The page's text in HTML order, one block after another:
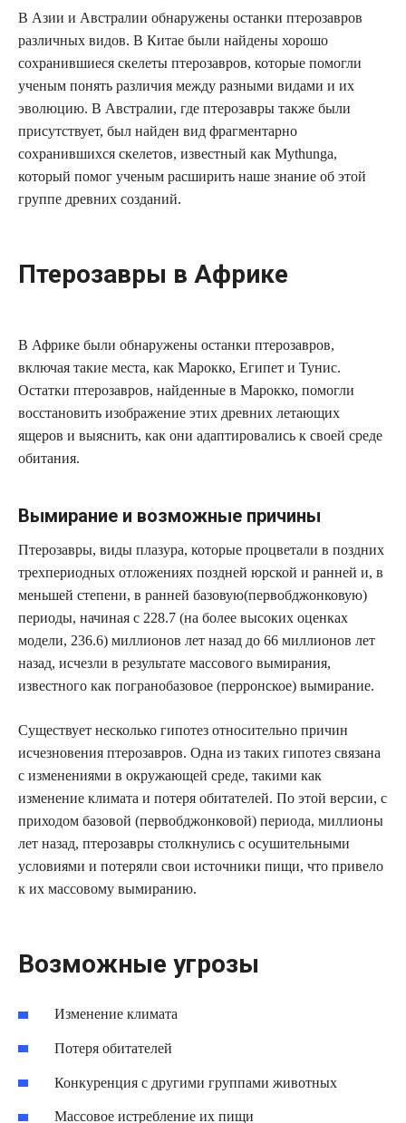
В Азии и Австралии обнаружены останки птерозавров
различных видов. В Китае были найдены хорошо
сохранившиеся скелеты птерозавров, которые помогли
ученым понять различия между разными видами и их
эволюцию. В Австралии, где птерозавры также были
присутствует, был найден вид фрагментарно
сохранившихся скелетов, известный как Mythunga,
который помог ученым расширить наше знание об этой
группе древних созданий.
Птерозавры в Африке
В Африке были обнаружены останки птерозавров,
включая такие места, как Марокко, Египет и Тунис.
Остатки птерозавров, найденные в Марокко, помогли
восстановить изображение этих древних летающих
ящеров и выяснить, как они адаптировались к своей среде
обитания.
Вымирание и возможные причины
Птерозавры, виды плазура, которые процветали в поздних
трехпериодных отложениях поздней юрской и ранней и, в
меньшей степени, в ранней базовую(первобджонковую)
периоды, начиная с 228.7 (на более высоких оценках
модели, 236.6) миллионов лет назад до 66 миллионов лет
назад, исчезли в результате массового вымирания,
известного как погранобазовое (перронское) вымирание.
Существует несколько гипотез относительно причин
исчезновения птерозавров. Одна из таких гипотез связана
с изменениями в окружающей среде, такими как
изменение климата и потеря обитателей. По этой версии, с
приходом базовой (первобджонковой) периода, миллионы
лет назад, птерозавры столкнулись с осушительными
условиями и потеряли свои источники пищи, что привело
к их массовому вымиранию.
Возможные угрозы
Изменение климата
Потеря обитателей
Конкуренция с другими группами животных
Массовое истребление их пищи